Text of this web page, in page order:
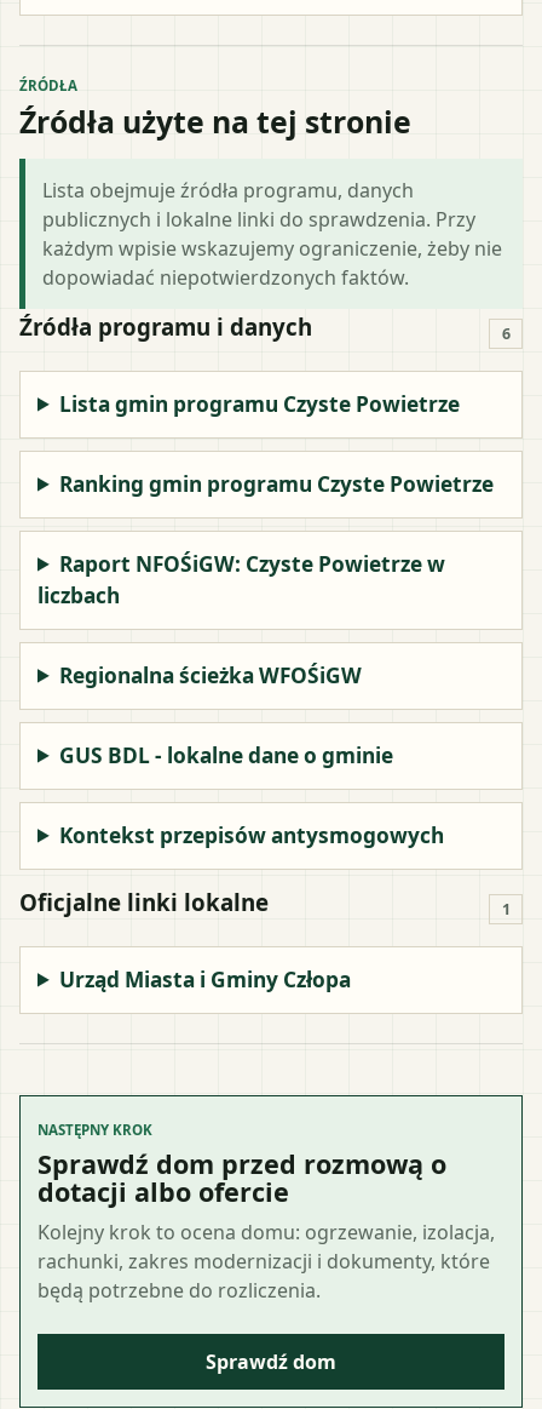
ŹRÓDŁA
Źródła użyte na tej stronie
Lista obejmuje źródła programu, danych
publicznych i lokalne linki do sprawdzenia. Przy
każdym wpisie wskazujemy ograniczenie, żeby nie
dopowiadać niepotwierdzonych faktów.
Źródła programu i danych 6
Lista gmin programu Czyste Powietrze
Ranking gmin programu Czyste Powietrze
Raport NFOŚiGW: Czyste Powietrze w
liczbach
Regionalna ścieżka WFOŚiGW
GUS BDL - lokalne dane o gminie
Kontekst przepisów antysmogowych
Oficjalne linki lokalne 1
Urząd Miasta i Gminy Człopa
NASTĘPNY KROK
Sprawdź dom przed rozmową o
dotacji albo ofercie
Kolejny krok to ocena domu: ogrzewanie, izolacja,
rachunki, zakres modernizacji i dokumenty, które
będą potrzebne do rozliczenia.
Sprawdź dom